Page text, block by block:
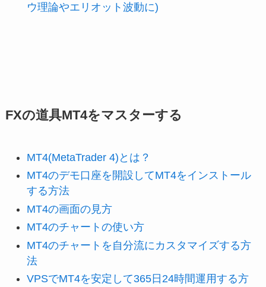
ウ理論やエリオット波動に)
FXの道具MT4をマスターする
MT4(MetaTrader 4)とは？
MT4のデモ口座を開設してMT4をインストール
する方法
MT4の画面の見方
MT4のチャートの使い方
MT4のチャートを自分流にカスタマイズする方
法
VPSでMT4を安定して365日24時間運用する方